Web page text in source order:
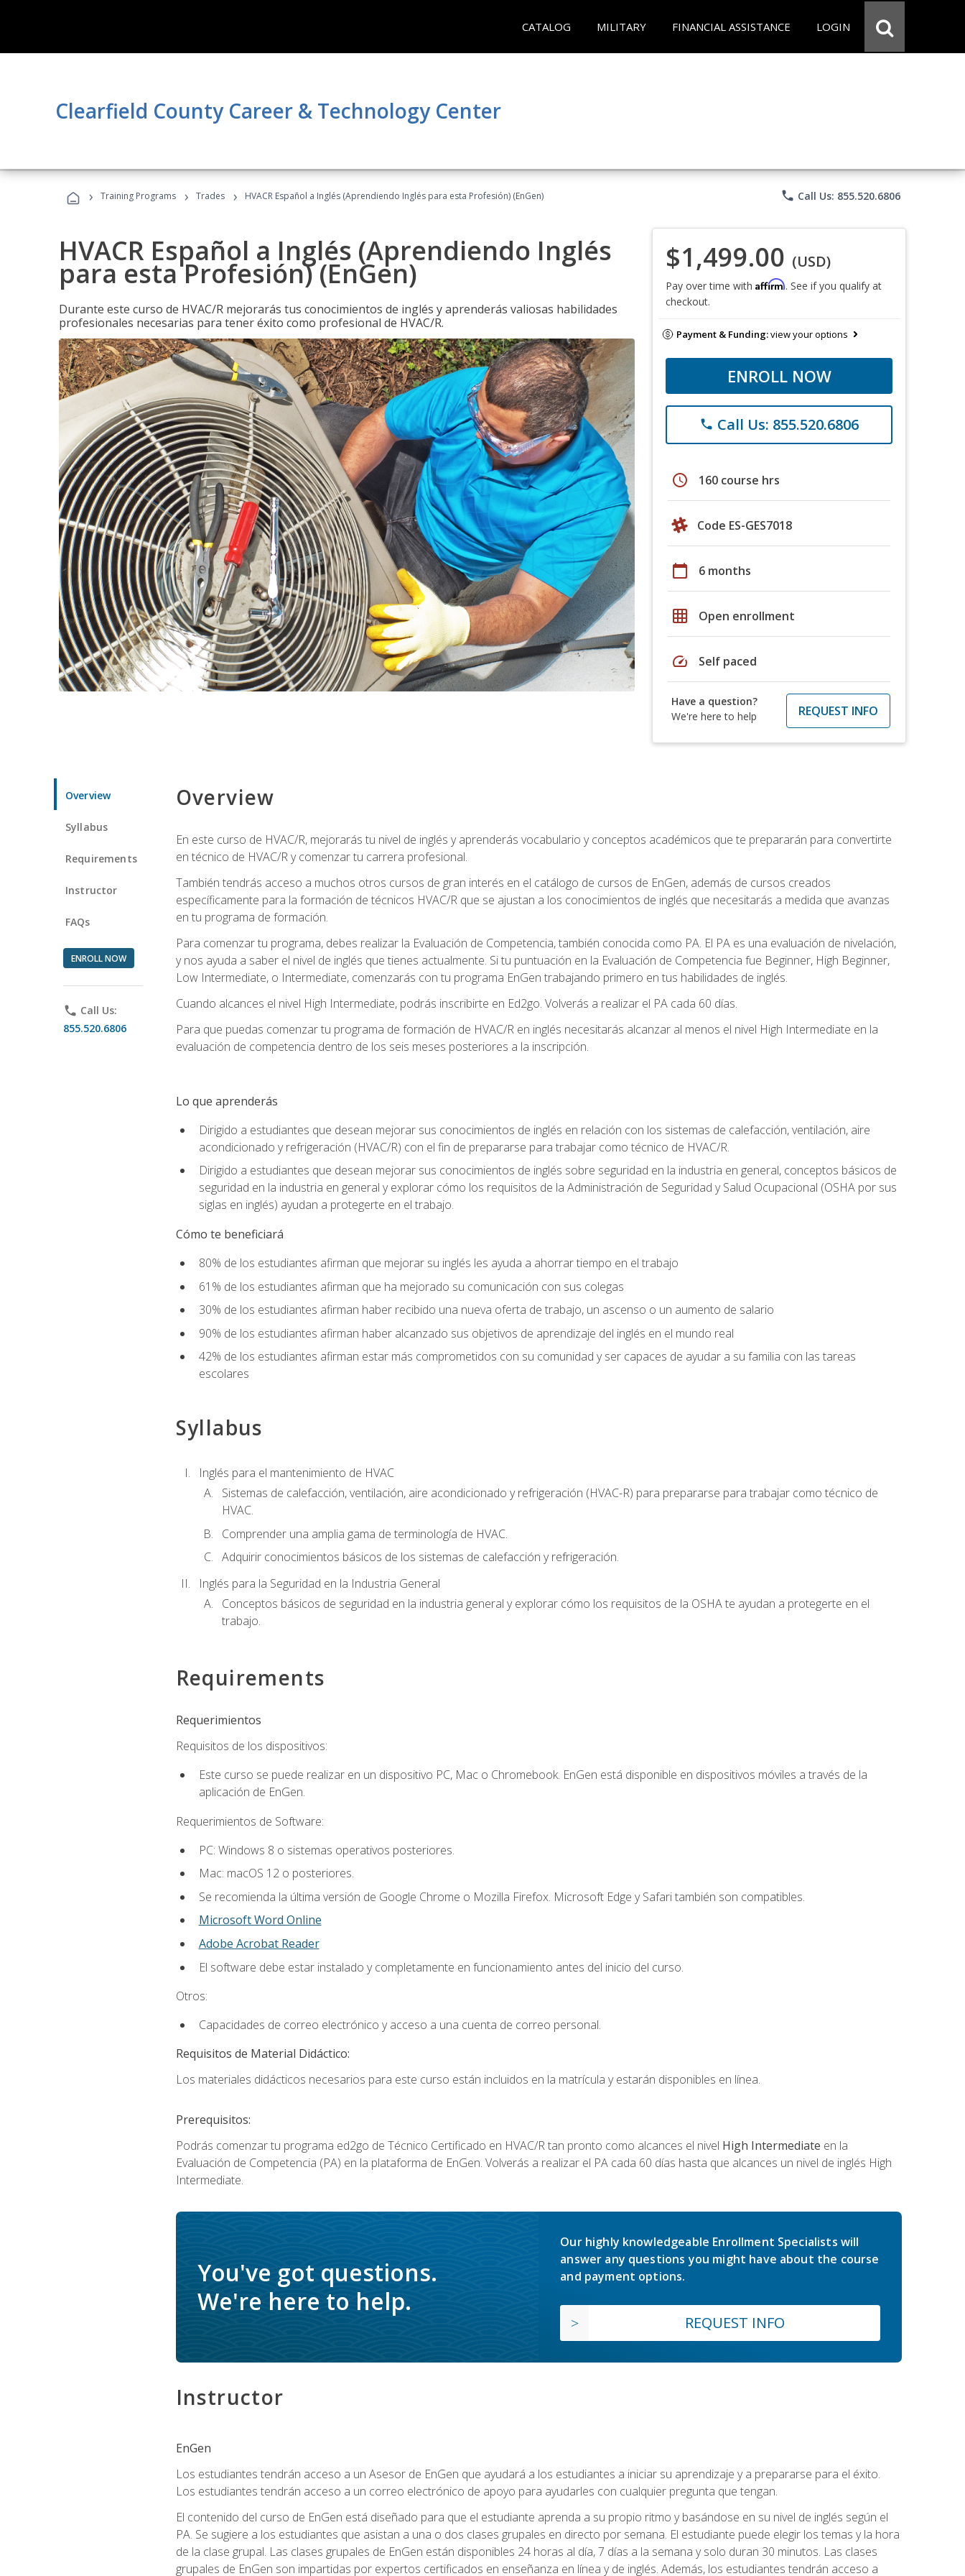
CATALOG MILITARY FINANCIAL ASSISTANCE LOGIN
Clearfield County Career & Technology Center
› Training Programs › Trades › HVACR Español a Inglés (Aprendiendo Inglés para esta Profesión) (EnGen) phone Call Us: 855.520.6806
HVACR Español a Inglés (Aprendiendo Inglés
para esta Profesión) (EnGen)
Durante este curso de HVAC/R mejorarás tus conocimientos de inglés y aprenderás valiosas habilidades
profesionales necesarias para tener éxito como profesional de HVAC/R.
$1,499.00 (USD)
Pay over time with Affirm. See if you qualify at
checkout.
Payment & Funding:view your options
ENROLL NOW
phone Call Us: 855.520.6806
schedule 160 course hrs
Code ES-GES7018
calendar_today 6 months
grid_on Open enrollment
speed Self paced
Have a question?
We're here to help
REQUEST INFO
Overview
Syllabus
Requirements
Instructor
FAQs
ENROLL NOW
phone Call Us:
855.520.6806
Overview
En este curso de HVAC/R, mejorarás tu nivel de inglés y aprenderás vocabulario y conceptos académicos que te prepararán para convertirte
en técnico de HVAC/R y comenzar tu carrera profesional.
También tendrás acceso a muchos otros cursos de gran interés en el catálogo de cursos de EnGen, además de cursos creados
específicamente para la formación de técnicos HVAC/R que se ajustan a los conocimientos de inglés que necesitarás a medida que avanzas
en tu programa de formación.
Para comenzar tu programa, debes realizar la Evaluación de Competencia, también conocida como PA. El PA es una evaluación de nivelación,
y nos ayuda a saber el nivel de inglés que tienes actualmente. Si tu puntuación en la Evaluación de Competencia fue Beginner, High Beginner,
Low Intermediate, o Intermediate, comenzarás con tu programa EnGen trabajando primero en tus habilidades de inglés.
Cuando alcances el nivel High Intermediate, podrás inscribirte en Ed2go. Volverás a realizar el PA cada 60 días.
Para que puedas comenzar tu programa de formación de HVAC/R en inglés necesitarás alcanzar al menos el nivel High Intermediate en la
evaluación de competencia dentro de los seis meses posteriores a la inscripción.
Lo que aprenderás
Dirigido a estudiantes que desean mejorar sus conocimientos de inglés en relación con los sistemas de calefacción, ventilación, aire
acondicionado y refrigeración (HVAC/R) con el fin de prepararse para trabajar como técnico de HVAC/R.
Dirigido a estudiantes que desean mejorar sus conocimientos de inglés sobre seguridad en la industria en general, conceptos básicos de
seguridad en la industria en general y explorar cómo los requisitos de la Administración de Seguridad y Salud Ocupacional (OSHA por sus
siglas en inglés) ayudan a protegerte en el trabajo.
Cómo te beneficiará
80% de los estudiantes afirman que mejorar su inglés les ayuda a ahorrar tiempo en el trabajo
61% de los estudiantes afirman que ha mejorado su comunicación con sus colegas
30% de los estudiantes afirman haber recibido una nueva oferta de trabajo, un ascenso o un aumento de salario
90% de los estudiantes afirman haber alcanzado sus objetivos de aprendizaje del inglés en el mundo real
42% de los estudiantes afirman estar más comprometidos con su comunidad y ser capaces de ayudar a su familia con las tareas
escolares
Syllabus
Inglés para el mantenimiento de HVAC
Sistemas de calefacción, ventilación, aire acondicionado y refrigeración (HVAC-R) para prepararse para trabajar como técnico de
HVAC.
Comprender una amplia gama de terminología de HVAC.
Adquirir conocimientos básicos de los sistemas de calefacción y refrigeración.
Inglés para la Seguridad en la Industria General
Conceptos básicos de seguridad en la industria general y explorar cómo los requisitos de la OSHA te ayudan a protegerte en el
trabajo.
Requirements
Requerimientos
Requisitos de los dispositivos:
Este curso se puede realizar en un dispositivo PC, Mac o Chromebook. EnGen está disponible en dispositivos móviles a través de la
aplicación de EnGen.
Requerimientos de Software:
PC: Windows 8 o sistemas operativos posteriores.
Mac: macOS 12 o posteriores.
Se recomienda la última versión de Google Chrome o Mozilla Firefox. Microsoft Edge y Safari también son compatibles.
Microsoft Word Online
Adobe Acrobat Reader
El software debe estar instalado y completamente en funcionamiento antes del inicio del curso.
Otros:
Capacidades de correo electrónico y acceso a una cuenta de correo personal.
Requisitos de Material Didáctico:
Los materiales didácticos necesarios para este curso están incluidos en la matrícula y estarán disponibles en línea.
Prerequisitos:
Podrás comenzar tu programa ed2go de Técnico Certificado en HVAC/R tan pronto como alcances el nivel High Intermediate en la
Evaluación de Competencia (PA) en la plataforma de EnGen. Volverás a realizar el PA cada 60 días hasta que alcances un nivel de inglés High
Intermediate.
You've got questions.
We're here to help.
Our highly knowledgeable Enrollment Specialists will
answer any questions you might have about the course
and payment options.
REQUEST INFO
Instructor
EnGen
Los estudiantes tendrán acceso a un Asesor de EnGen que ayudará a los estudiantes a iniciar su aprendizaje y a prepararse para el éxito.
Los estudiantes tendrán acceso a un correo electrónico de apoyo para ayudarles con cualquier pregunta que tengan.
El contenido del curso de EnGen está diseñado para que el estudiante aprenda a su propio ritmo y basándose en su nivel de inglés según el
PA. Se sugiere a los estudiantes que asistan a una o dos clases grupales en directo por semana. El estudiante puede elegir los temas y la hora
de la clase grupal. Las clases grupales de EnGen están disponibles 24 horas al día, 7 días a la semana y solo duran 30 minutos. Las clases
grupales de EnGen son impartidas por expertos certificados en enseñanza en línea y de inglés. Además, los estudiantes tendrán acceso a